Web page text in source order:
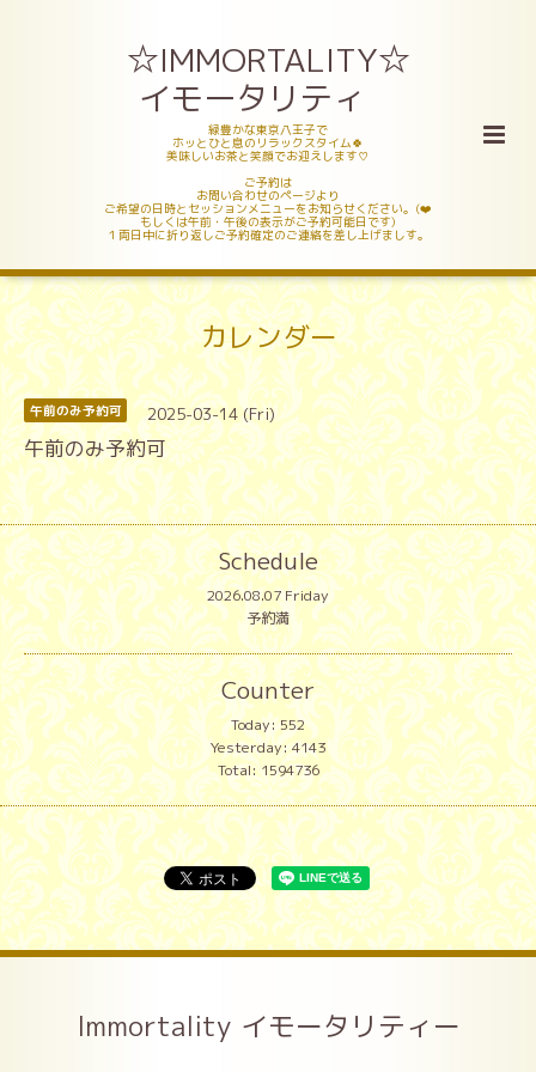
☆IMMORTALITY☆
イモータリティ
緑豊かな東京八王子で
ホッとひと息のリラックスタイム🍀
美味しいお茶と笑顔でお迎えします♡
ご予約は
お問い合わせのページより
ご希望の日時とセッションメニューをお知らせください。(❤️
もしくは午前・午後の表示がご予約可能日です)
１両日中に折り返しご予約確定のご連絡を差し上げましす。
カレンダー
午前のみ予約可 2025-03-14 (Fri)
午前のみ予約可
Schedule
2026.08.07 Friday
予約満
Counter
Today:552
Yesterday:4143
Total:1594736
Immortality イモータリティー